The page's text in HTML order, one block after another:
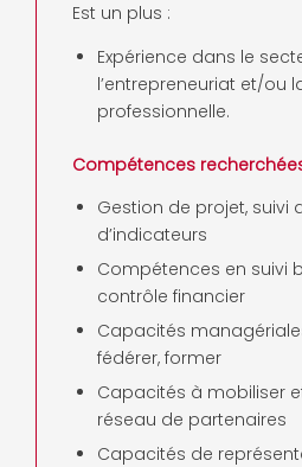
Est un plus :
Expérience dans le
l’entrepreneuriat et/ou
professionnelle.
Compétences
Gestion de projet, suivi
d’indicateurs
Compétences en suivi
contrôle financier
Capacités
fédérer, former
Capacités à mobiliser
réseau de partenaires
Capacités de